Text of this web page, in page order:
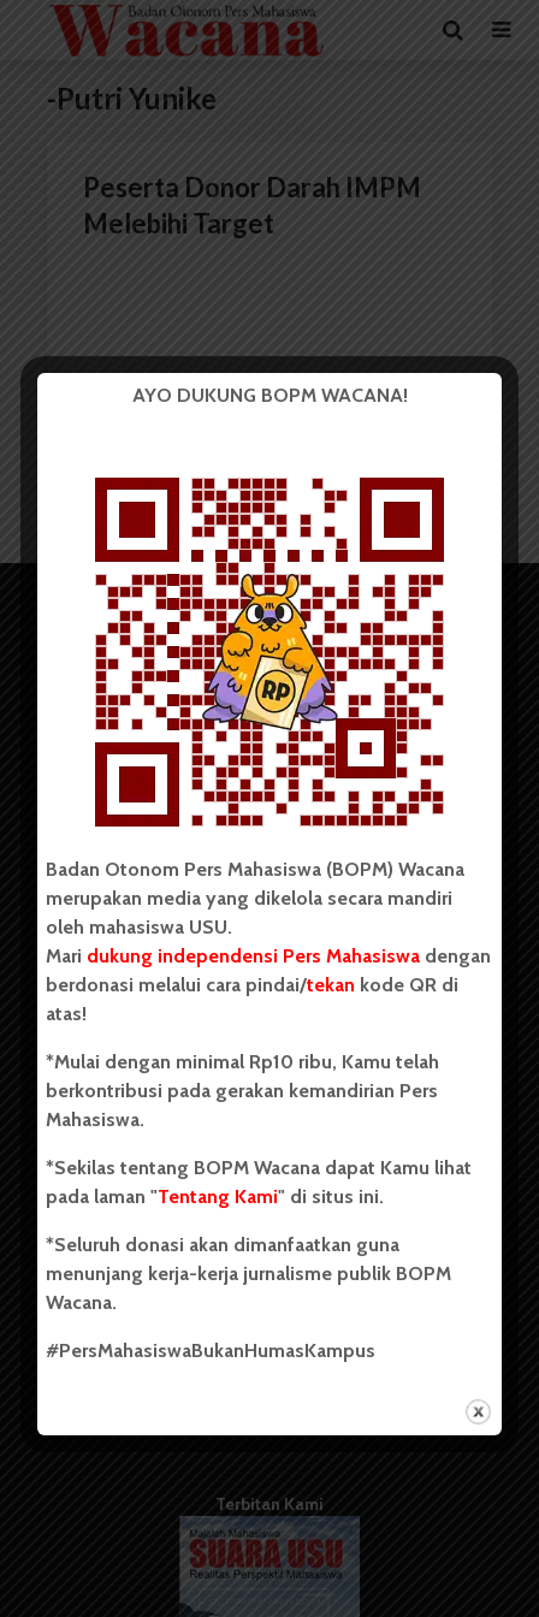
-Putri Yunike
Peserta Donor Darah IMPM
Melebihi Target
Copyright © 2023. All rights reserved BOPM WACANA.
Badan Otonom Pers Mahasiswa (BOPM) Wacana merupakan
pers mahasiswa yang berdiri di luar kampus dan dikelola
secara mandiri oleh mahasiswa Universitas Sumatera Utara
(USU). Sebelumnya BOPM Wacana merupakan salah satu
Unit Kegiatan Mahasiswa (UKM) di Universitas Sumatera
berdiri pada 1 Juli 1995.
Kontribusi
Info Iklan
Pedoman Media Siber
Kode Etik Jurnalistik
Terbitan Kami
AYO DUKUNG BOPM WACANA!
Badan Otonom Pers Mahasiswa (BOPM) Wacana
merupakan media yang dikelola secara mandiri
oleh mahasiswa USU.
Mari dukung independensi Pers Mahasiswa dengan
berdonasi melalui cara pindai/tekan kode QR di
atas!
*Mulai dengan minimal Rp10 ribu, Kamu telah
berkontribusi pada gerakan kemandirian Pers
Mahasiswa.
*Sekilas tentang BOPM Wacana dapat Kamu lihat
pada laman "Tentang Kami" di situs ini.
*Seluruh donasi akan dimanfaatkan guna
menunjang kerja-kerja jurnalisme publik BOPM
Wacana.
#PersMahasiswaBukanHumasKampus